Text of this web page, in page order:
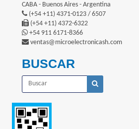
CABA - Buenos Aires - Argentina
(+54 +11) 4371-0123 / 6507
(+54 +11) 4372-6322
+54 911 6171-8366
ventas@microelectronicash.com
BUSCAR